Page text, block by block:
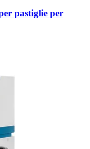
pastiglie per